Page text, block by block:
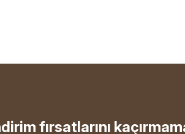
fırsatlarını